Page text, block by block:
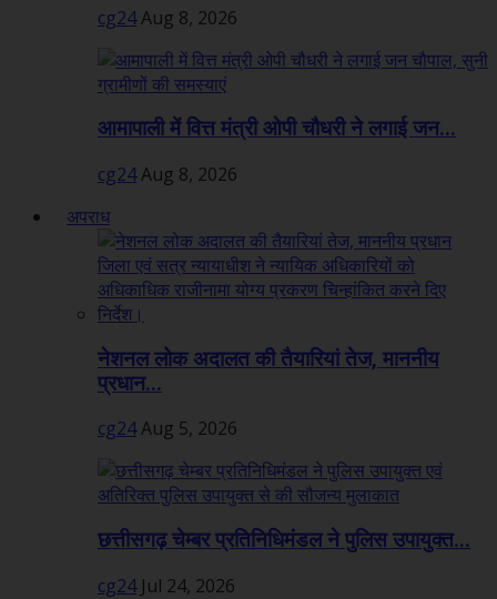
cg24Aug 8, 2026
आमापाली में वित्त मंत्री ओपी चौधरी ने लगाई जन...
cg24Aug 8, 2026
अपराध
नेशनल लोक अदालत की तैयारियां तेज, माननीय
प्रधान...
cg24Aug 5, 2026
छत्तीसगढ़ चेम्बर प्रतिनिधिमंडल ने पुलिस उपायुक्त...
cg24 Jul 24, 2026